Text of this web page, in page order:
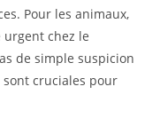
Pour les animaux,
chez le
de simple suspicion
cruciales pour